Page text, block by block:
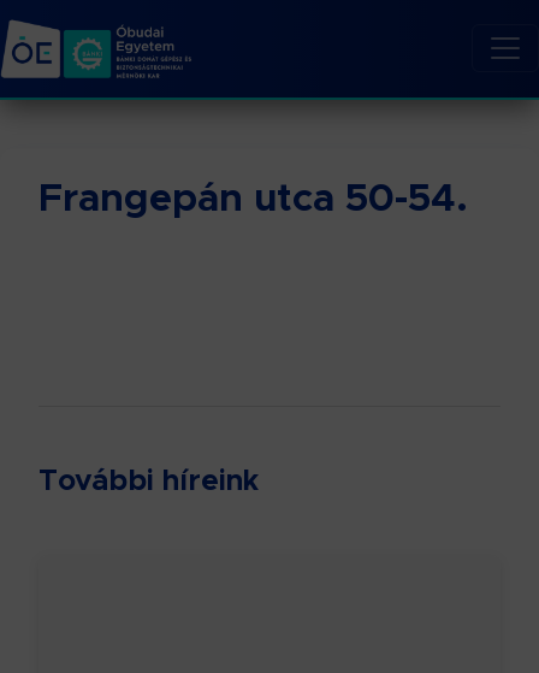
Frangepán utca 50-54.
További híreink